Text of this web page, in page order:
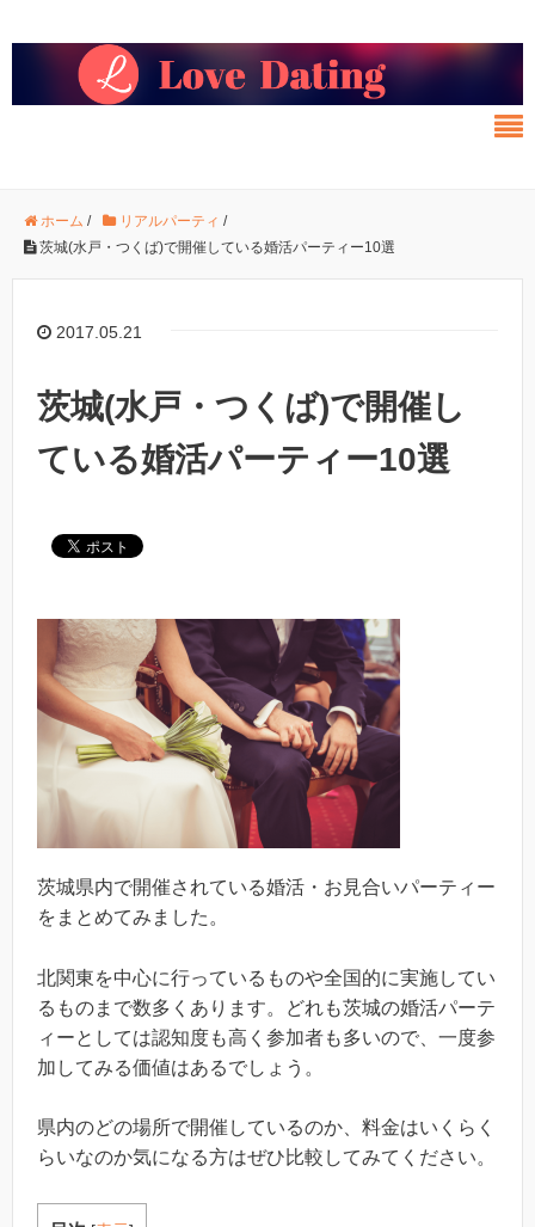
ホーム / リアルパーティ /
茨城(水戸・つくば)で開催している婚活パーティー10選
2017.05.21
茨城(水戸・つくば)で開催し
ている婚活パーティー10選
茨城県内で開催されている婚活・お見合いパーティー
をまとめてみました。
北関東を中心に行っているものや全国的に実施してい
るものまで数多くあります。どれも茨城の婚活パーテ
ィーとしては認知度も高く参加者も多いので、一度参
加してみる価値はあるでしょう。
県内のどの場所で開催しているのか、料金はいくらく
らいなのか気になる方はぜひ比較してみてください。